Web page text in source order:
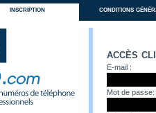
inscription conditions
accès
E-mail :
Mot de passe: